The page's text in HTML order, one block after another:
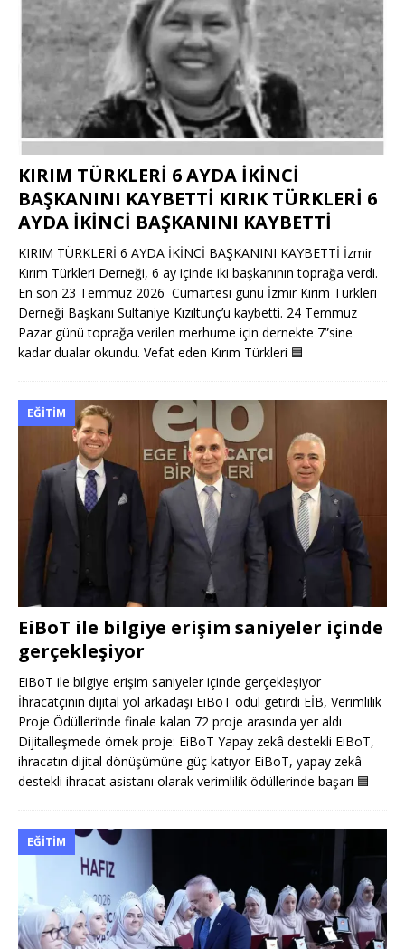
KIRIM TÜRKLERİ 6 AYDA İKİNCİ
BAŞKANINI KAYBETTİ KIRIK TÜRKLERİ 6
AYDA İKİNCİ BAŞKANINI KAYBETTİ
KIRIM TÜRKLERİ 6 AYDA İKİNCİ BAŞKANINI KAYBETTİ İzmir
Kırım Türkleri Derneği, 6 ay içinde iki başkanının toprağa verdi.
En son 23 Temmuz 2026 Cumartesi günü İzmir Kırım Türkleri
Derneği Başkanı Sultaniye Kızıltunç’u kaybetti. 24 Temmuz
Pazar günü toprağa verilen merhume için dernekte 7”sine
kadar dualar okundu. Vefat eden Kırım Türkleri 🟦
EĞITIM
EiBoT ile bilgiye erişim saniyeler içinde
gerçekleşiyor
EiBoT ile bilgiye erişim saniyeler içinde gerçekleşiyor
İhracatçının dijital yol arkadaşı EiBoT ödül getirdi EİB, Verimlilik
Proje Ödülleri’nde finale kalan 72 proje arasında yer aldı
Dijitalleşmede örnek proje: EiBoT Yapay zekâ destekli EiBoT,
ihracatın dijital dönüşümüne güç katıyor EiBoT, yapay zekâ
destekli ihracat asistanı olarak verimlilik ödüllerinde başarı 🟦
EĞITIM